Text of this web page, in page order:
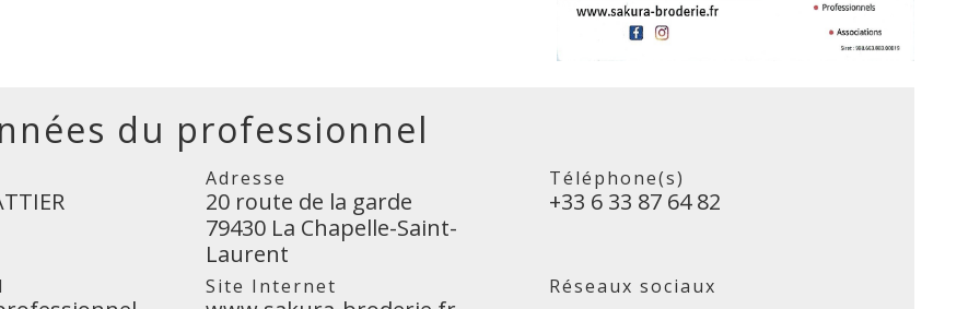
du professionnel
Adresse
20 route de la garde
79430 La Chapelle-Saint-
Laurent
Téléphone(s)
+33 6 33 87 64 82
Site Internet Réseaux sociaux